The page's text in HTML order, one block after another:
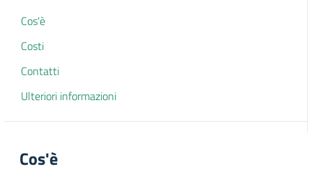
Cos'è
Costi
Contatti
Ulteriori informazioni
Cos'è